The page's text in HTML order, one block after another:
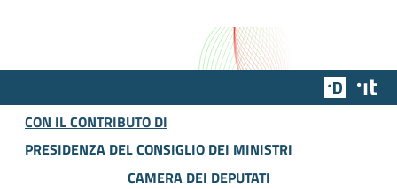
Team
CON IL CONTRIBUTO DI
PRESIDENZA DEL CONSIGLIO DEI MINISTRI
CAMERA DEI DEPUTATI